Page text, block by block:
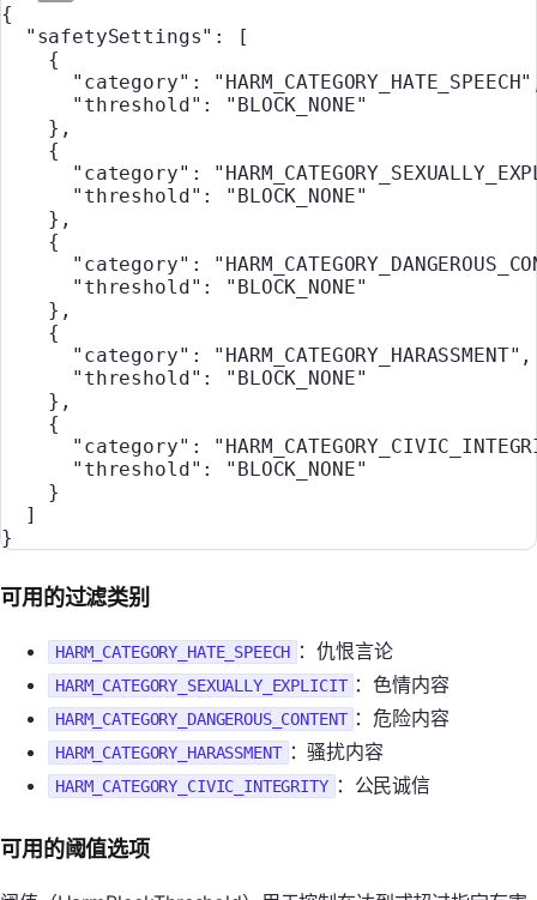
{
  "safetySettings"
: [
    {
      "category"
: "HARM_CATEGORY_HATE_SPEECH"
      "threshold"
: "BLOCK_NONE"
    },
    {
      "category"
:
      "threshold"
: "BLOCK_NONE"
    },
    {
      "category"
:
      "threshold"
: "BLOCK_NONE"
    },
    {
      "category"
: "HARM_CATEGORY_HARASSMENT" ,
      "threshold"
: "BLOCK_NONE"
    },
    {
      "category"
:
      "threshold"
: "BLOCK_NONE"
    }
  ]
}
可用的过滤类别
HARM_CATEGORY_HATE_SPEECH ：仇恨言论
HARM_CATEGORY_SEXUALLY_EXPLICIT ：色情内容
HARM_CATEGORY_DANGEROUS_CONTENT ：危险内容
HARM_CATEGORY_HARASSMENT ：骚扰内容
HARM_CATEGORY_CIVIC_INTEGRITY ：公民诚信
可用的阈值选项